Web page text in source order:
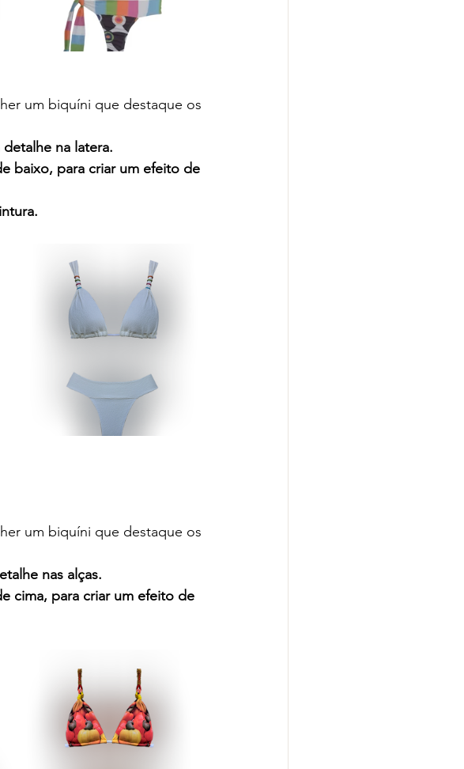
um biquíni que destaque os
na latera.
baixo, para criar um efeito de
um biquíni que destaque os
nas alças.
cima, para criar um efeito de